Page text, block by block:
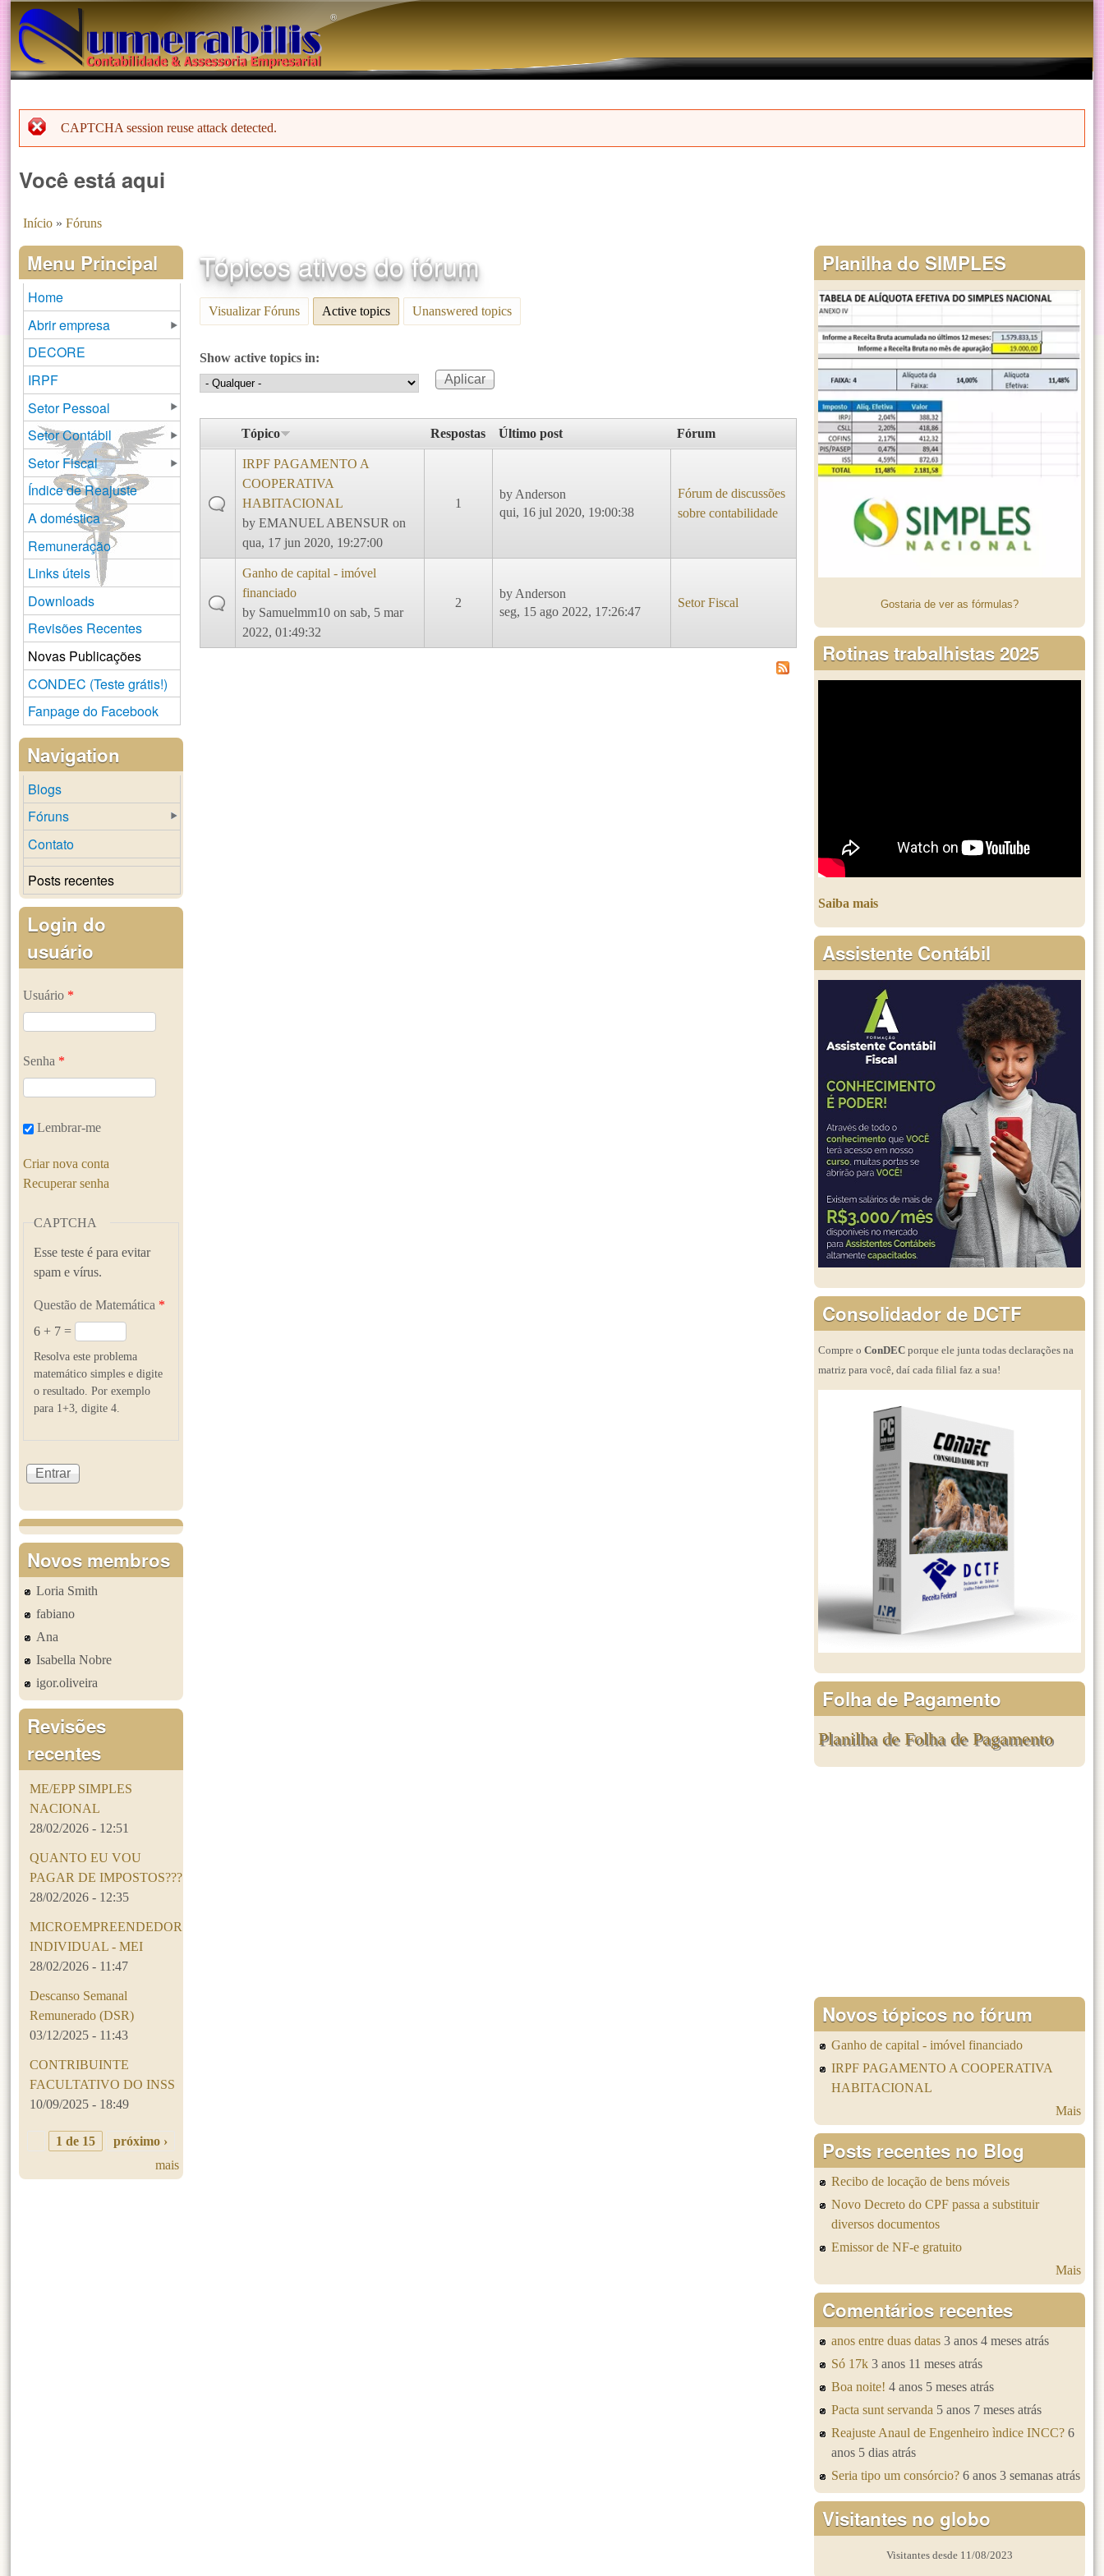
®️
Menssagem de erro
CAPTCHA session reuse attack detected.
Você está aqui
Início »Fóruns
Tópicos ativos do fórum
Visualizar Fóruns Active topics (aba ativa)
Unanswered topics
Show active topics in:
Tópico Respostas Último post Fórum
IRPF PAGAMENTO A
COOPERATIVA
HABITACIONAL
byEMANUEL ABENSUR on
qua, 17 jun 2020, 19:27:00
1
by Anderson
qui, 16 jul 2020, 19:00:38
Fórum de discussões
sobre contabilidade
Ganho de capital - imóvel
financiado
by Samuelmm10 on sab, 5 mar
2022, 01:49:32
2
by Anderson
seg, 15 ago 2022, 17:26:47
Setor Fiscal
Menu Principal
Home
Abrir empresa
DECORE
IRPF
Setor Pessoal
Setor Contábil
Setor Fiscal
Índice de Reajuste
A doméstica
Remuneração
Links úteis
Downloads
Revisões Recentes
Novas Publicações
CONDEC (Teste grátis!)
Fanpage do Facebook
Navigation
Blogs
Fóruns
Contato
Posts recentes
Login do
usuário
Usuário *
Senha *
Lembrar-me
Criar nova conta
Recuperar senha
CAPTCHA
Esse teste é para evitar
spam e vírus.
Questão de Matemática *
6 + 7 =
Resolva este problema
matemático simples e digite
o resultado. Por exemplo
para 1+3, digite 4.
Novos membros
Loria Smith
fabiano
Ana
Isabella Nobre
igor.oliveira
Revisões
recentes
ME/EPP SIMPLES
NACIONAL
28/02/2026 - 12:51
QUANTO EU VOU
PAGAR DE IMPOSTOS???
28/02/2026 - 12:35
MICROEMPREENDEDOR
INDIVIDUAL - MEI
28/02/2026 - 11:47
Descanso Semanal
Remunerado (DSR)
03/12/2025 - 11:43
CONTRIBUINTE
FACULTATIVO DO INSS
10/09/2025 - 18:49
1 de 15
próximo ›
mais
Planilha do SIMPLES
Gostaria de ver as fórmulas?
Rotinas trabalhistas 2025
Saiba mais
Assistente Contábil
Consolidador de DCTF
Compre o ConDEC porque ele junta todas declarações na
matriz para você, daí cada filial faz a sua!
Folha de Pagamento
Planilha de Folha de Pagamento
Novos tópicos no fórum
Ganho de capital - imóvel financiado
IRPF PAGAMENTO A COOPERATIVA
HABITACIONAL
Mais
Posts recentes no Blog
Recibo de locação de bens móveis
Novo Decreto do CPF passa a substituir
diversos documentos
Emissor de NF-e gratuito
Mais
Comentários recentes
anos entre duas datas 3 anos 4 meses atrás
Só 17k 3 anos 11 meses atrás
Boa noite! 4 anos 5 meses atrás
Pacta sunt servanda 5 anos 7 meses atrás
Reajuste Anaul de Engenheiro ìndice INCC? 6
anos 5 dias atrás
Seria tipo um consórcio? 6 anos 3 semanas atrás
Visitantes no globo
Visitantes desde 11/08/2023